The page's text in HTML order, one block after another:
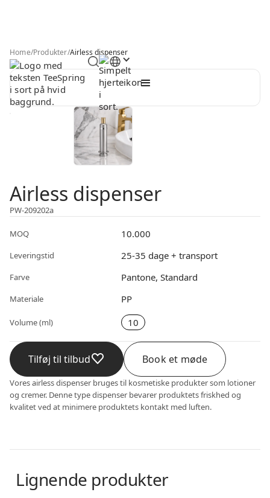
Home/Produkter/Airless dispenser
Airless dispenser
PW-209202a
MOQ 10.000
Leveringstid 25-35 dage + transport
Farve Pantone, Standard
Materiale PP
Volume (ml) 10
Tilføj til tilbud Book et møde
Vores airless dispenser bruges til kosmetiske produkter som lotioner
og cremer. Denne type dispenser bevarer produktets friskhed og
kvalitet ved at minimere produktets kontakt med luften.
Lignende produkter